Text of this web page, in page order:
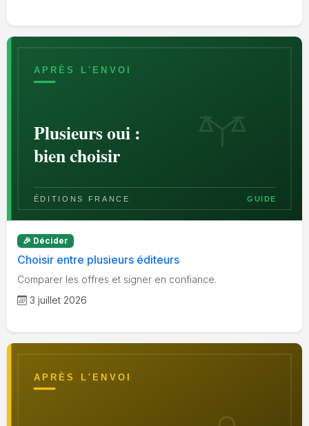
🎉 Décider
Choisir entre plusieurs éditeurs
Comparer les offres et signer en confiance.
3 juillet 2026